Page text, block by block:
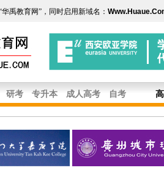
禹教育网”，同时启用新域名：
研考 专升本 成人高考 自考